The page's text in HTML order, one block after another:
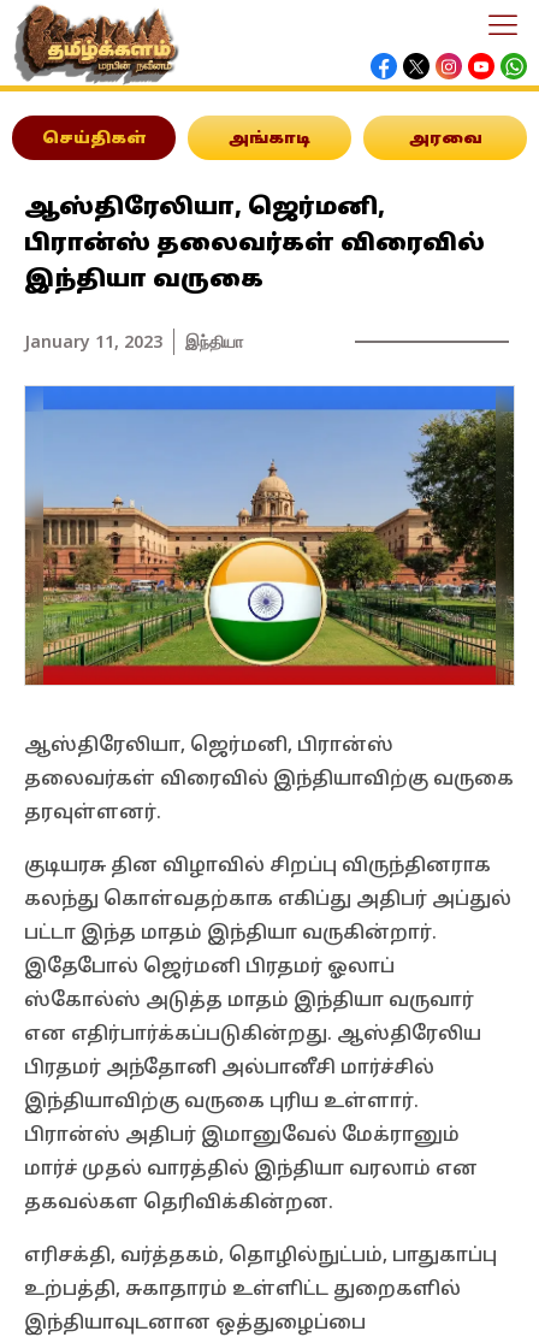
செய்திகள் அங்காடி அரவை
ஆஸ்திரேலியா, ஜெர்மனி,
பிரான்ஸ் தலைவர்கள் விரைவில்
இந்தியா வருகை
January 11, 2023 இந்தியா
ஆஸ்திரேலியா, ஜெர்மனி, பிரான்ஸ்
தலைவர்கள் விரைவில் இந்தியாவிற்கு வருகை
தரவுள்ளனர்.
குடியரசு தின விழாவில் சிறப்பு விருந்தினராக
கலந்து கொள்வதற்காக எகிப்து அதிபர் அப்துல்
பட்டா இந்த மாதம் இந்தியா வருகின்றார்.
இதேபோல் ஜெர்மனி பிரதமர் ஓலாப்
ஸ்கோல்ஸ் அடுத்த மாதம் இந்தியா வருவார்
என எதிர்பார்க்கப்படுகின்றது. ஆஸ்திரேலிய
பிரதமர் அந்தோனி அல்பானீசி மார்ச்சில்
இந்தியாவிற்கு வருகை புரிய உள்ளார்.
பிரான்ஸ் அதிபர் இமானுவேல் மேக்ரானும்
மார்ச் முதல் வாரத்தில் இந்தியா வரலாம் என
தகவல்கள தெரிவிக்கின்றன.
எரிசக்தி, வர்த்தகம், தொழில்நுட்பம், பாதுகாப்பு
உற்பத்தி, சுகாதாரம் உள்ளிட்ட துறைகளில்
இந்தியாவுடனான ஒத்துழைப்பை